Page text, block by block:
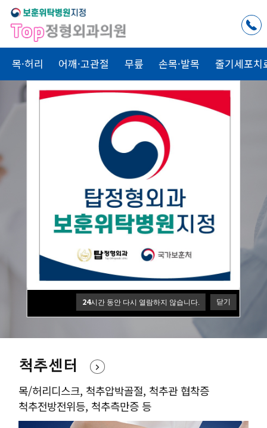
목·허리 어깨·고관절 무릎 손목·발목 줄기세포치
24시간 동안 다시 열람하지 않습니다. 닫기
관절치료Top
내 가족을
치료하는 마음으로
Top정형외과가
함께합니다.
환자의 통증개선과 빠른 회복을 최우선으로 합니다
척추센터
목/허리디스크, 척추압박골절, 척추관 협착증
척추전방전위등, 척추측만증 등